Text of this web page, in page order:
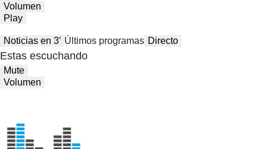
Volumen
Play
Noticias en 3′ Últimos programas Directo
Estas escuchando
Mute
Volumen